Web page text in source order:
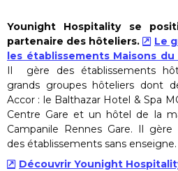
Younight Hospitality se
partenaire des hôteliers.
Le
les établissements Maisons
Il gère des établissements
grands groupes hôteliers dont
Accor : le Balthazar Hotel & Spa
Centre Gare et un hôtel de la
Campanile Rennes Gare. Il
des établissements sans enseigne.
Découvrir Younight